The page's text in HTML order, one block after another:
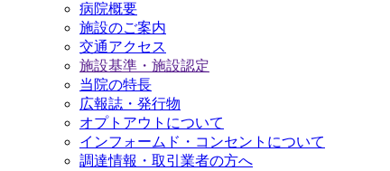
病院概要
施設のご案内
交通アクセス
施設基準・施設認定
当院の特長
広報誌・発行物
オプトアウトについて
インフォームド・コンセントについて
調達情報・取引業者の方へ